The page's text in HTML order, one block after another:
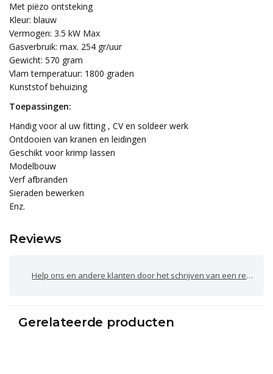
Met piëzo ontsteking
Kleur: blauw
Vermogen: 3.5 kW Max
Gasverbruik: max. 254 gr/uur
Gewicht: 570 gram
Vlam temperatuur: 1800 graden
Kunststof behuizing
Toepassingen:
Handig voor al uw fitting , CV en soldeer werk
Ontdooien van kranen en leidingen
Geschikt voor krimp lassen
Modelbouw
Verf afbranden
Sieraden bewerken
Enz.
Reviews
Help ons en andere klanten door het schrijven van een review
Gerelateerde producten